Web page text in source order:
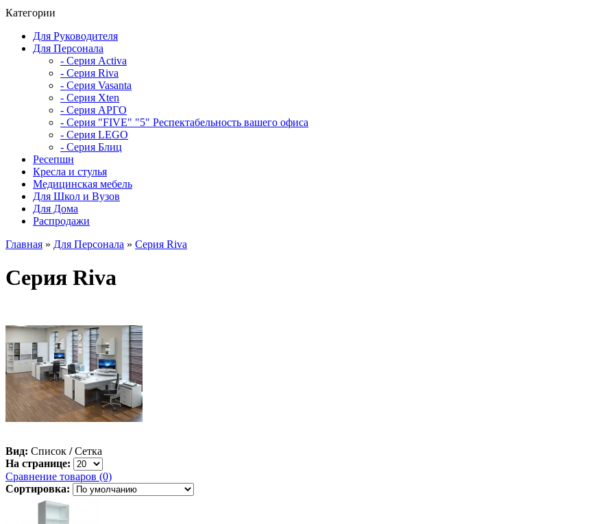
Категории
Для Руководителя
Для Персонала
- Серия Activa
- Серия Riva
- Серия Vasanta
- Серия Xten
- Серия АРГО
- Серия "FIVE" "5" Респектабельность вашего офиса
- Серия LEGO
- Серия Блиц
Ресепшн
Кресла и стулья
Медицинская мебель
Для Школ и Вузов
Для Дома
Распродажи
Главная » Для Персонала » Серия Riva
Серия Riva
Вид: Список / Сетка
На странице:
Сравнение товаров (0)
Сортировка: